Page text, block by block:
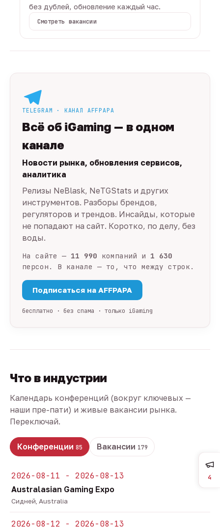
без дублей, обновление каждый час.
Смотреть вакансии
TELEGRAM · КАНАЛ AFFPAPA
Всё об iGaming — в одном
канале
Новости рынка, обновления сервисов,
аналитика
Релизы NeBlask, NeTGStats и других
инструментов. Разборы брендов,
регуляторов и трендов. Инсайды, которые
не попадают на сайт. Коротко, по делу, без
воды.
На сайте — 11 990 компаний и 1 630
персон. В канале — то, что между строк.
Подписаться на AFFPAPA
бесплатно · без спама · только iGaming
Что в индустрии
Календарь конференций (вокруг ключевых —
наши пре-пати) и живые вакансии рынка.
Переключай.
Конференции 85 Вакансии 179
2026-08-11 - 2026-08-13
Australasian Gaming Expo
Сидней, Australia
2026-08-12 - 2026-08-13
4